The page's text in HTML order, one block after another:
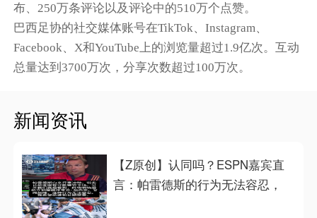
布、250万条评论以及评论中的510万个点赞。
巴西足协的社交媒体账号在TikTok、Instagram、
Facebook、X和YouTube上的浏览量超过1.9亿次。互动
总量达到3700万次，分享次数超过100万次。
新闻资讯
【Z原创】认同吗？ESPN嘉宾直
言：帕雷德斯的行为无法容忍，